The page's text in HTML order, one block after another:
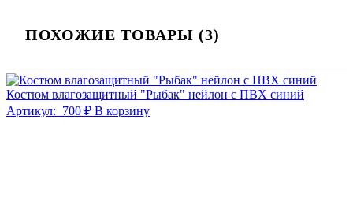
ПОХОЖИЕ ТОВАРЫ (3)
Костюм влагозащитный "Рыбак" нейлон с ПВХ синий
Артикул: 700 ₽ В корзину